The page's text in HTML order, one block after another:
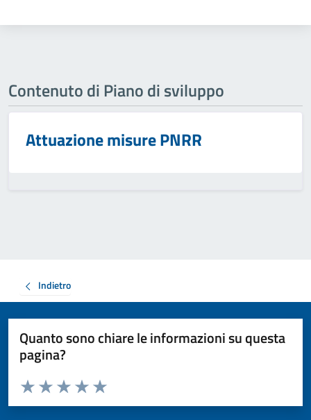
Contenuto di Piano di sviluppo
Attuazione misure PNRR
Indietro
Quanto sono chiare le informazioni su questa
pagina?
Valuta da 1 a 5 stelle la pagina
Valuta 5 stelle su 5
Valuta 4 stelle su 5
Valuta 3 stelle su 5
Valuta 2 stelle su 5
Valuta 1 stelle su 5